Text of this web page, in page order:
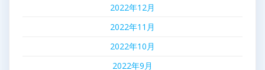
2022年12月
2022年11月
2022年10月
2022年9月